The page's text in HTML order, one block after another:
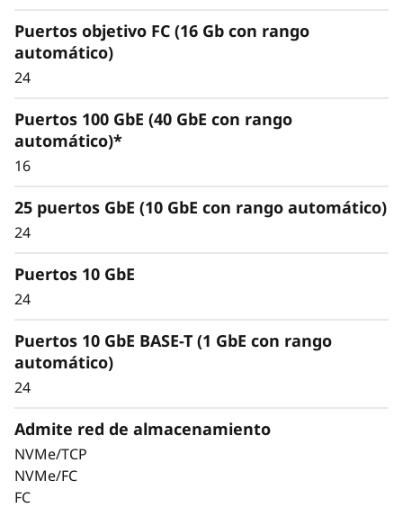
interrupciones dentro de un clúster, puede
aumentar la capacidad de almacenamiento y
Benefíciese de una flexibilidad sin precedentes
a medida que despliega y reubica cargas de
objetos proporciona un escalado sin
Puertos objetivo FC (16 Gb con rango
automático)
24
Puertos 100 GbE (40 GbE con rango
automático)*
16
25 puertos GbE (10 GbE con rango automático)
24
Puertos 10 GbE
24
Puertos 10 GbE BASE-T (1 GbE con rango
automático)
24
Admite red de almacenamiento
NVMe/TCP
NVMe/FC
FC